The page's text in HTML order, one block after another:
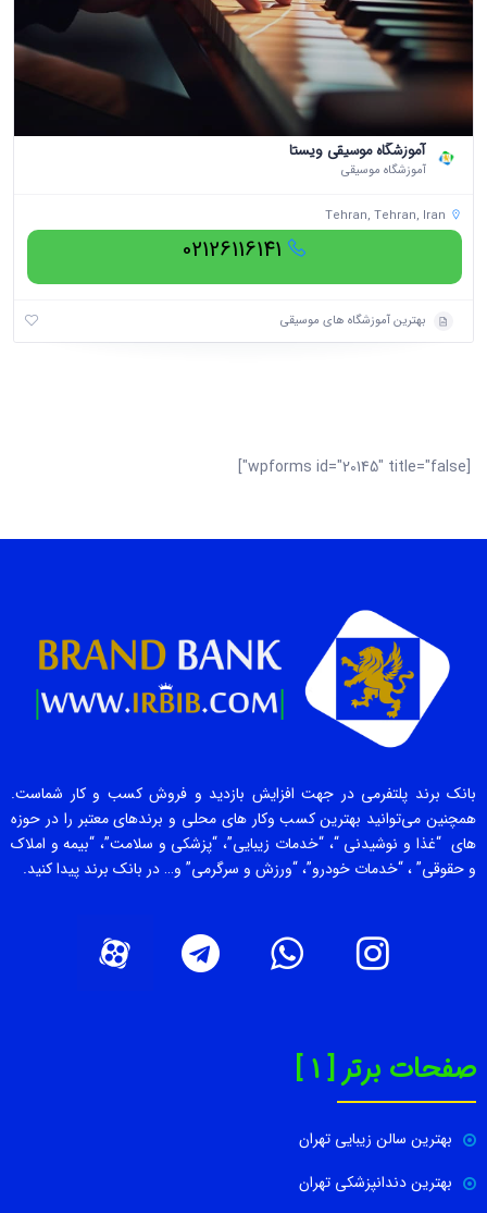
آموزشگاه موسیقی ویستا
آموزشگاه موسیقی
Tehran, Tehran, Iran
02126116141
بهترین آموزشگاه های موسیقی
[wpforms id="20145" title="false"]
بانک برند پلتفرمی در جهت افزایش بازدید و فروش کسب و کار شماست.
همچنین می‌توانید بهترین کسب وکار های محلی و برندهای معتبر را در حوزه
های “غذا و نوشیدنی “، “خدمات زیبایی”، “پزشکی و سلامت”، “بیمه و املاک
و حقوقی” ، “خدمات خودرو”، “ورزش و سرگرمی” و… در بانک برند پیدا کنید.
صفحات برتر [ 1 ]
بهترین سالن زیبایی تهران
بهترین دندانپزشکی تهران